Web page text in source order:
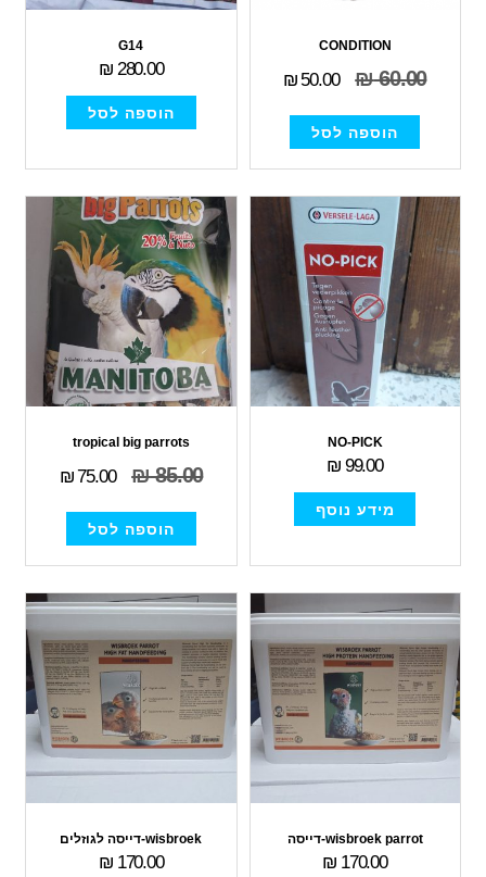
CONDITION
₪60.00
₪50.00
הוספה לסל
G14
₪280.00
הוספה לסל
NO-PICK
₪99.00
מידע נוסף
tropical big parrots
₪85.00
₪75.00
הוספה לסל
wisbroek parrot-דייסה
₪170.00
wisbroek-דייסה לגוזלים
₪170.00